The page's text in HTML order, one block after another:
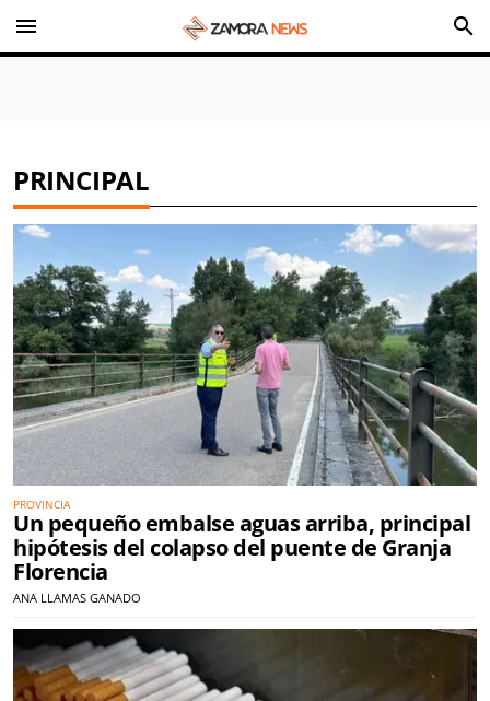
menu search
PRINCIPAL
PROVINCIA
Un pequeño embalse aguas arriba, principal
hipótesis del colapso del puente de Granja
Florencia
ANA LLAMAS GANADO